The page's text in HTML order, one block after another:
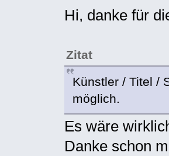
Hi, danke für
Zitat
Künstler / Titel /
möglich.
Es wäre
Danke schon